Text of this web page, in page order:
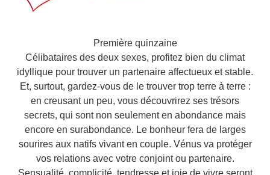
Première quinzaine
Célibataires des deux sexes, profitez bien du climat
idyllique pour trouver un partenaire affectueux et stable.
Et, surtout, gardez-vous de le trouver trop terre à terre :
en creusant un peu, vous découvrirez ses trésors
secrets, qui sont non seulement en abondance mais
encore en surabondance. Le bonheur fera de larges
sourires aux natifs vivant en couple. Vénus va protéger
vos relations avec votre conjoint ou partenaire.
Sensualité, complicité, tendresse et joie de vivre seront